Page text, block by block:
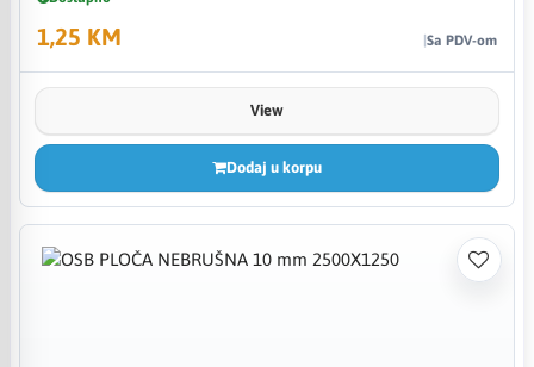
1,25 KM Sa PDV-om
View
Dodaj u korpu